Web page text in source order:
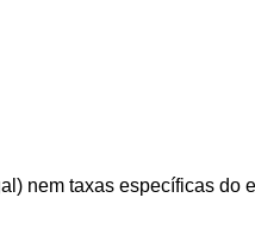
nem taxas específicas do